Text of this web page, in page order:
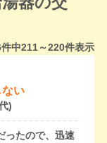
件中211～220件表示
い
)
ったので、迅速